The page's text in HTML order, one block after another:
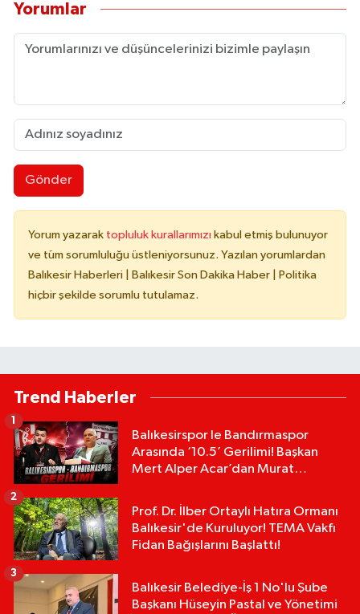
Yorumlar
Gönder
Yorum yazarak topluluk kurallarımızı kabul etmiş bulunuyor
ve tüm sorumluluğu üstleniyorsunuz. Yazılan yorumlardan
Balıkesir Haberleri | Balıkesir Son Dakika Haber | Politika
hiçbir şekilde sorumlu tutulamaz.
Trend Haberler
Balıkesirspor le Bandırmaspor
Arasında ‘10.5’ Gerilimi! Başkan
Mert Alper Acar’dan Murat
1
Prof. Dr. İlber Ortaylı Hatıra Ormanı
Balıkesir'de Kuruluyor! TEMA Vakfı
Fidan Bağışlarını Başlattı!
2
Balıkesir Belediye-İş 1 No'lu Şube
Başkanı Hüseyin Pastal ve Yönetimi
3